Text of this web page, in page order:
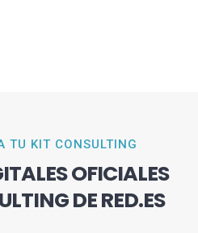
TU KIT CONSULTING
OFICIALES
DE RED.ES